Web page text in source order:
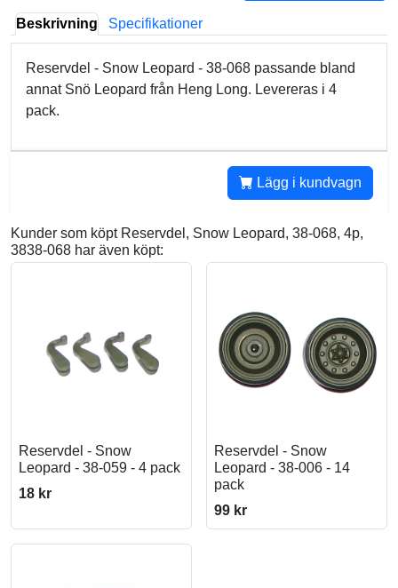
Beskrivning Specifikationer
Reservdel - Snow Leopard - 38-068 passande bland
annat Snö Leopard från Heng Long. Levereras i 4
pack.
Lägg i kundvagn
Kunder som köpt Reservdel, Snow Leopard, 38-068, 4p,
3838-068 har även köpt:
Reservdel - Snow
Leopard - 38-059 - 4 pack
18 kr
Reservdel - Snow
Leopard - 38-006 - 14
pack
99 kr